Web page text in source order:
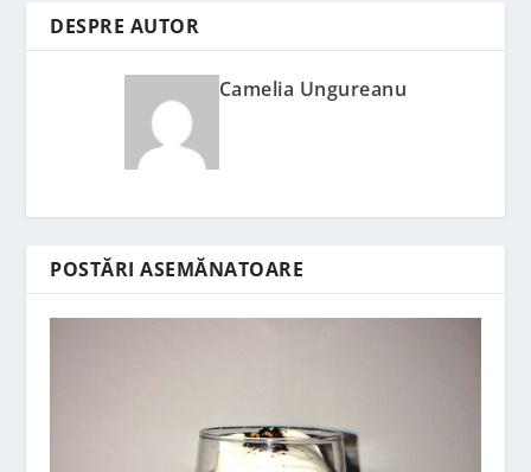
DESPRE AUTOR
Camelia Ungureanu
POSTĂRI ASEMĂNATOARE